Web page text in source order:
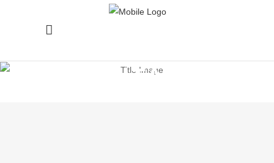
KONTAKT